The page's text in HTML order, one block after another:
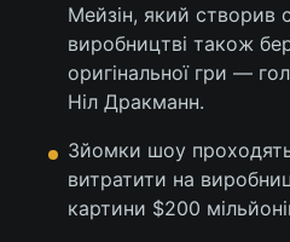
Мейзін, який створив
виробництві також
оригінальної гри —
Ніл Дракманн.
Зйомки шоу
витратити на
картини $200